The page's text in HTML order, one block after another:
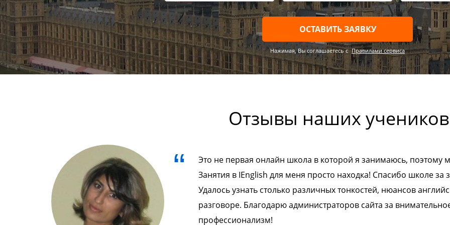
ОСТАВИТЬ ЗАЯВКУ
Нажимая, Вы соглашаетесь c Правилами сервиса
Отзывы наших учеников
Это не первая онлайн школа в которой я занимаюсь, поэтому
Занятия в IEnglish для меня просто находка! Спасибо школе
Удалось узнать столько различных тонкостей, нюансов
разговоре. Благодарю администраторов сайта за
профессионализм!